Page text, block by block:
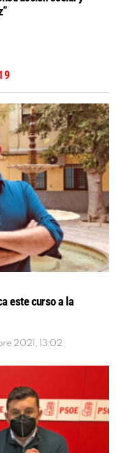
este curso a la
2021, 13:02